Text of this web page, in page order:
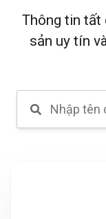
Thông tin tất
sản uy tín